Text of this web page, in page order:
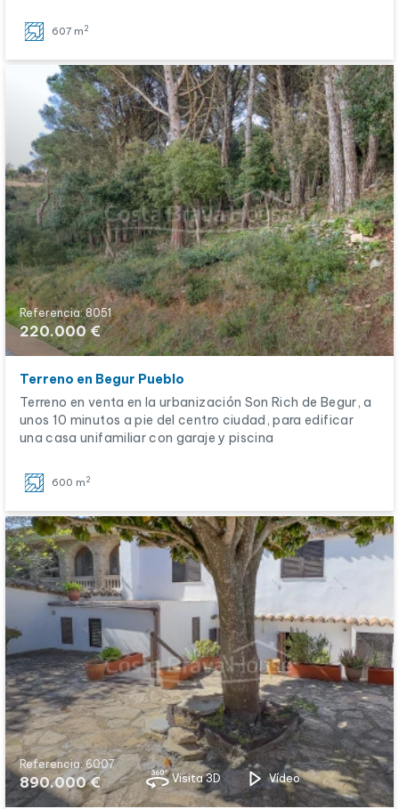
607 m 2
Referencia: 8051
220.000 €
Terreno en Begur Pueblo
Terreno en venta en la urbanización Son Rich de Begur, a
unos 10 minutos a pie del centro ciudad, para edificar
una casa unifamiliar con garaje y piscina
600 m 2
Referencia: 6007
890.000 € Visita 3D Vídeo